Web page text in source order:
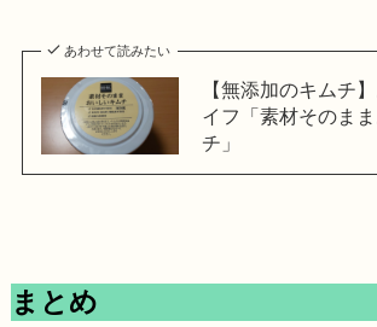
あわせて読みたい
【無添加のキムチ
イフ「素材そのま
チ」
まとめ